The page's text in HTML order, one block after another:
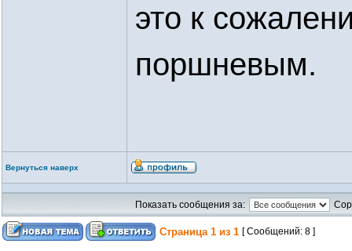
это к
поршневым.
Вернуться наверх
Показать сообщения за:
Страница 1 из 1 [ Сообщений: 8 ]